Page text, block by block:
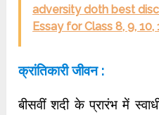
adversity doth best
Essay for Class 8, 9, 10,
क्रांतिकारी जीवन :
बीसवीं शदी के प्रारंभ में